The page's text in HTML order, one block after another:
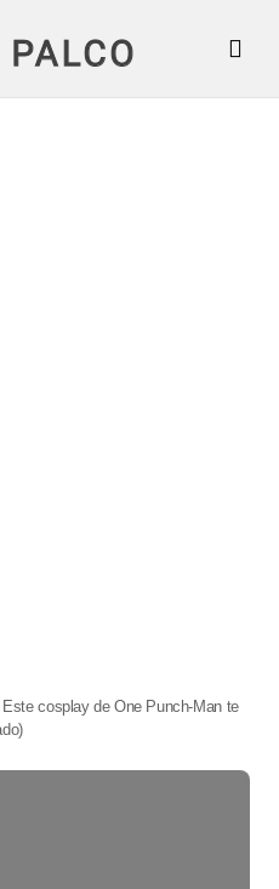
Este cosplay de One Punch-Man te